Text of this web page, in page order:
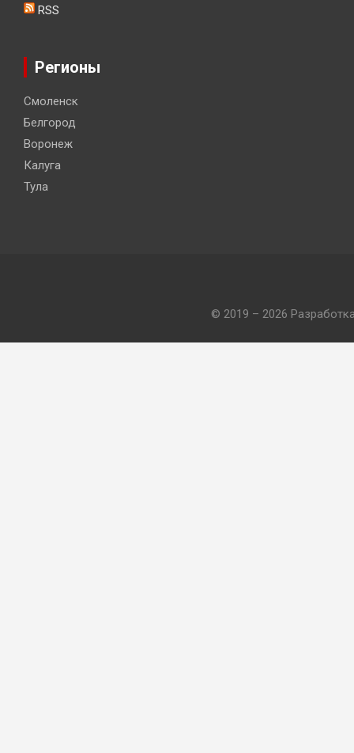
RSS
Регионы
Смоленск
Белгород
Воронеж
Калуга
Тула
© 2019 – 2026